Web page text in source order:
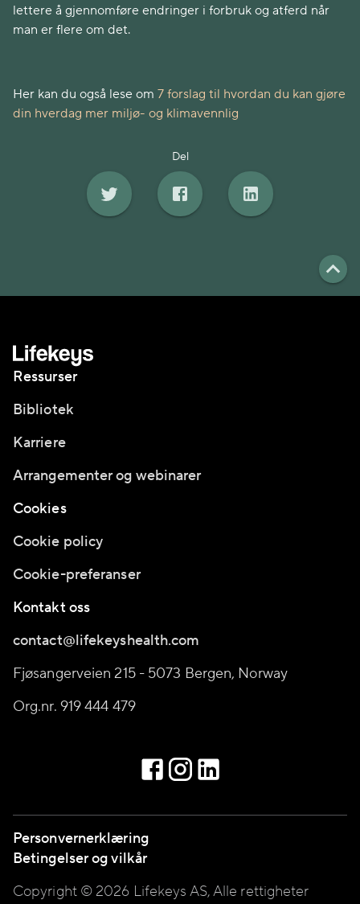
lettere å gjennomføre endringer i forbruk og atferd når
man er flere om det.
Her kan du også lese om 7 forslag til hvordan du kan gjøre
din hverdag mer miljø- og klimavennlig
Del
Ressurser
Bibliotek
Karriere
Arrangementer og webinarer
Cookies
Cookie policy
Cookie-preferanser
Kontakt oss
contact@lifekeyshealth.com
Fjøsangerveien 215 - 5073 Bergen, Norway
Org.nr. 919 444 479
Personvernerklæring
Betingelser og vilkår
Copyright © 2026 Lifekeys AS, Alle rettigheter